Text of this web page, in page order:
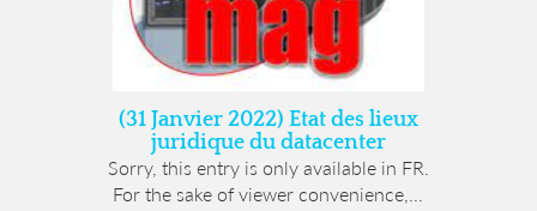
(31 Janvier 2022) Etat des lieux
juridique du datacenter
Sorry, this entry is only available in FR.
For the sake of viewer convenience,...